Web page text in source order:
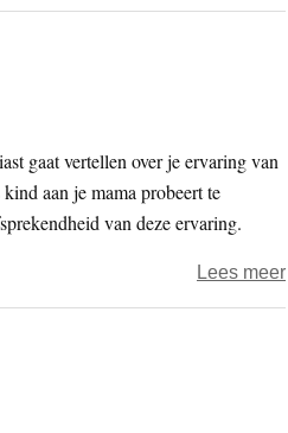
gaat vertellen over je ervaring van
aan je mama probeert te
van deze ervaring.
Lees meer